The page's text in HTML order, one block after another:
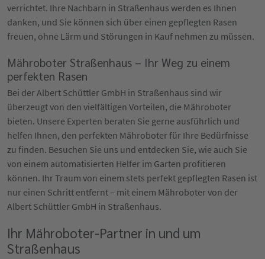
verrichtet. Ihre Nachbarn in Straßenhaus werden es Ihnen
danken, und Sie können sich über einen gepflegten Rasen
freuen, ohne Lärm und Störungen in Kauf nehmen zu müssen.
Mähroboter Straßenhaus – Ihr Weg zu einem
perfekten Rasen
Bei der Albert Schüttler GmbH in Straßenhaus sind wir
überzeugt von den vielfältigen Vorteilen, die Mähroboter
bieten. Unsere Experten beraten Sie gerne ausführlich und
helfen Ihnen, den perfekten Mähroboter für Ihre Bedürfnisse
zu finden. Besuchen Sie uns und entdecken Sie, wie auch Sie
von einem automatisierten Helfer im Garten profitieren
können. Ihr Traum von einem stets perfekt gepflegten Rasen ist
nur einen Schritt entfernt – mit einem Mähroboter von der
Albert Schüttler GmbH in Straßenhaus.
Ihr Mähroboter-Partner in und um
Straßenhaus